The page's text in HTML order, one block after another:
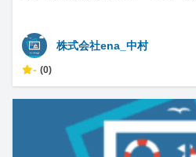
株式会社ena_中村
- (0)